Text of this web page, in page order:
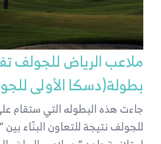
ملاعب الرياض للجولف
بطولة(دسكا الأولى
جاءت هذه البطوله التي ستقام
للجولف نتيجة للتعاون البنّاء بين